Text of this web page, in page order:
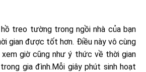
treo tường trong ngồi nhà của bạn
gian được tốt hơn. Điều này vô cùng
giờ cũng như ý thức về thời gian
gia đình.Mỗi giây phút sinh hoạt